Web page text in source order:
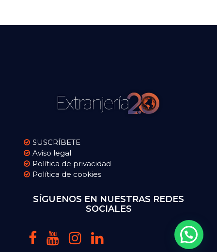
SUSCRÍBETE
Aviso legal
Política de privacidad
Política de cookies
SÍGUENOS EN NUESTRAS REDES
SOCIALES